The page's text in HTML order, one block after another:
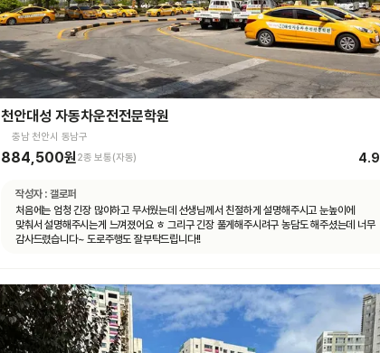
천안대성 자동차운전전문학원
충남 천안시 동남구
884,500원2종 보통(자동) 4.9
작성자 : 갤로퍼
처음에는 엄청 긴장 많이하고 무서웠는데 선생님께서 친절하게 설명해주시고 눈높이에
맞춰서 설명해주시는게 느껴졌어요 ㅎ 그리구 긴장 풀게해주시려구 농담도 해주셨는데 너무
감사드렸습니다~ 도로주행도 잘부탁드립니다!!